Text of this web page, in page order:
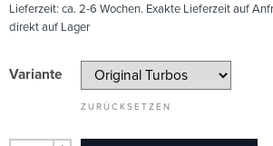
Lieferzeit: ca. 2-6 Wochen. Exakte Lieferzeit auf
direkt auf Lager
Variante
ZURÜCKSETZEN